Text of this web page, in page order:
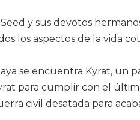
y sus devotos
los aspectos de la vida
se encuentra Kyrat, un
para cumplir con el
civil desatada para